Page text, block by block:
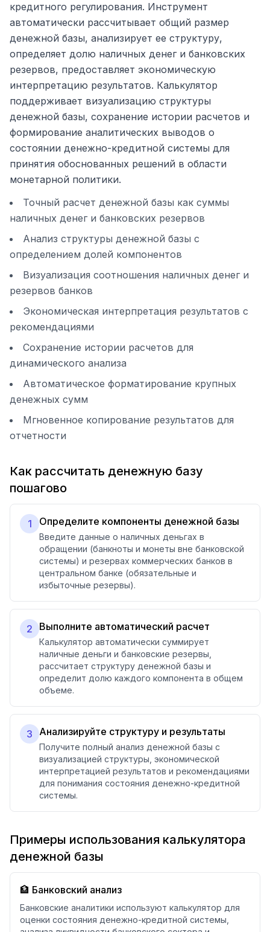
кредитного регулирования. Инструмент
автоматически рассчитывает общий размер
денежной базы, анализирует ее структуру,
определяет долю наличных денег и банковских
резервов, предоставляет экономическую
интерпретацию результатов. Калькулятор
поддерживает визуализацию структуры
денежной базы, сохранение истории расчетов и
формирование аналитических выводов о
состоянии денежно-кредитной системы для
принятия обоснованных решений в области
монетарной политики.
Точный расчет денежной базы как суммы
наличных денег и банковских резервов
Анализ структуры денежной базы с
определением долей компонентов
Визуализация соотношения наличных денег и
резервов банков
Экономическая интерпретация результатов с
рекомендациями
Сохранение истории расчетов для
динамического анализа
Автоматическое форматирование крупных
денежных сумм
Мгновенное копирование результатов для
отчетности
Как рассчитать денежную базу
пошагово
1 Определите компоненты денежной базы
Введите данные о наличных деньгах в
обращении (банкноты и монеты вне банковской
системы) и резервах коммерческих банков в
центральном банке (обязательные и
избыточные резервы).
2 Выполните автоматический расчет
Калькулятор автоматически суммирует
наличные деньги и банковские резервы,
рассчитает структуру денежной базы и
определит долю каждого компонента в общем
объеме.
3 Анализируйте структуру и результаты
Получите полный анализ денежной базы с
визуализацией структуры, экономической
интерпретацией результатов и рекомендациями
для понимания состояния денежно-кредитной
системы.
Примеры использования калькулятора
денежной базы
🏦 Банковский анализ
Банковские аналитики используют калькулятор для
оценки состояния денежно-кредитной системы,